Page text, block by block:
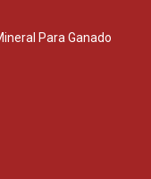
Para Ganado